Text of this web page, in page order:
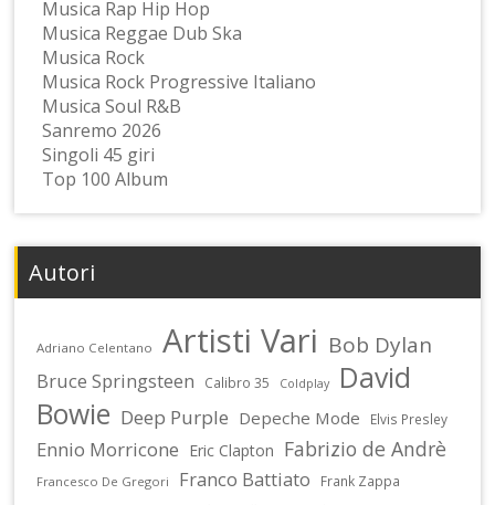
Musica Rap Hip Hop
Musica Reggae Dub Ska
Musica Rock
Musica Rock Progressive Italiano
Musica Soul R&B
Sanremo 2026
Singoli 45 giri
Top 100 Album
Autori
Adriano Celentano Artisti Vari Bob Dylan
Bruce Springsteen Calibro 35 Coldplay
David
Bowie Deep Purple Depeche Mode Elvis Presley
Ennio Morricone Eric Clapton Fabrizio de Andrè
Francesco De Gregori Franco Battiato Frank Zappa